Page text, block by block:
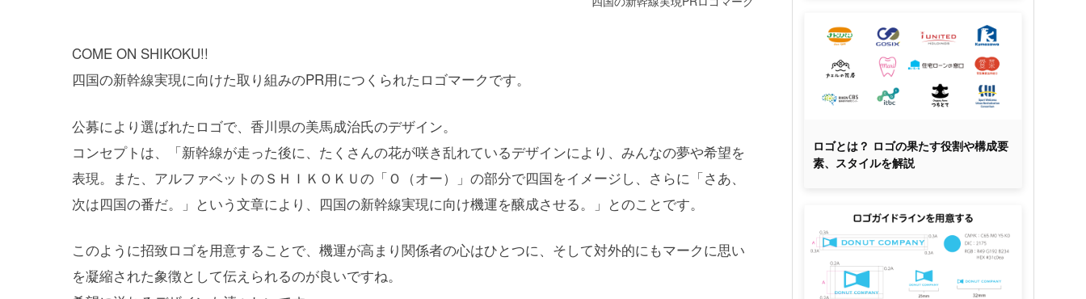
COME ON SHIKOKU!!
四国の新幹線実現に向けた取り組みのPR用につくられたロゴマークです。
公募により選ばれたロゴで、香川県の美馬成治氏のデザイン。
コンセプトは、「新幹線が走った後に、たくさんの花が咲き乱れているデザインにより、みんなの夢や希望を
表現。また、アルファベットのＳＨＩＫＯＫＵの「Ｏ（オー）」の部分で四国をイメージし、さらに「さあ、
次は四国の番だ。」という文章により、四国の新幹線実現に向け機運を醸成させる。」とのことです。
このように招致ロゴを用意することで、機運が高まり関係者の心はひとつに、そして対外的にもマークに思い
を凝縮された象徴として伝えられるのが良いですね。
ロゴとは？ ロゴの果たす役割や構成要
素、スタイルを解説